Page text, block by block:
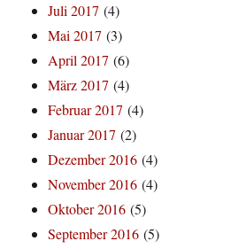
Juli 2017 (4)
Mai 2017 (3)
April 2017 (6)
März 2017 (4)
Februar 2017 (4)
Januar 2017 (2)
Dezember 2016 (4)
November 2016 (4)
Oktober 2016 (5)
September 2016 (5)